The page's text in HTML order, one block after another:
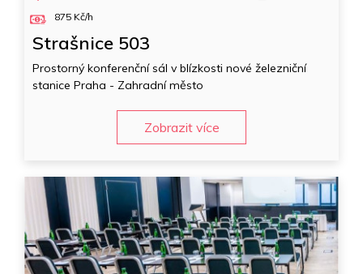
875 Kč/h
Strašnice 503
Prostorný konferenční sál v blízkosti nové železniční
stanice Praha - Zahradní město
Zobrazit více